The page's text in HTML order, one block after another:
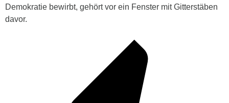
Demokratie bewirbt, gehört vor ein Fenster mit Gitterstäben
davor.